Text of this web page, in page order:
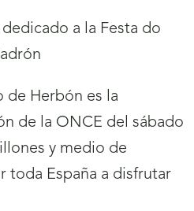
de Herbón es la
de la ONCE del sábado
y medio de
toda España a disfrutar